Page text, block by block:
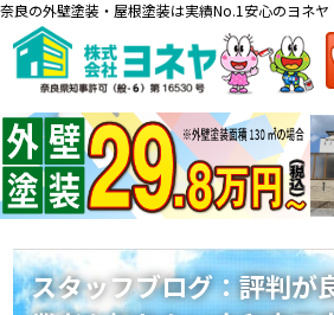
奈良の外壁塗装・屋根塗装は実績No.1安心のヨネヤ
料金一覧 会社案内
スタッフブログ：評判が